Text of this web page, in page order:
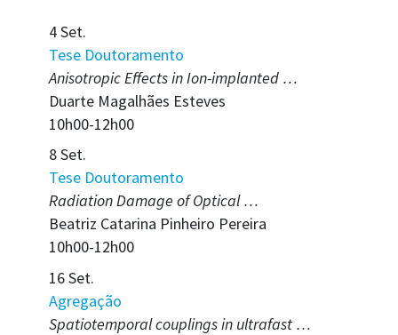
4 Set.
Tese Doutoramento
Anisotropic Effects in Ion-implanted …
Duarte Magalhães Esteves
10h00-12h00
8 Set.
Tese Doutoramento
Radiation Damage of Optical …
Beatriz Catarina Pinheiro Pereira
10h00-12h00
16 Set.
Agregação
Spatiotemporal couplings in ultrafast …